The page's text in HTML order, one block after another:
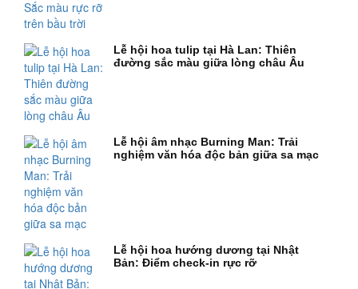
Lễ hội hoa tulip tại Hà Lan: Thiên
đường sắc màu giữa lòng châu Âu
Lễ hội âm nhạc Burning Man: Trải
nghiệm văn hóa độc bản giữa sa mạc
Lễ hội hoa hướng dương tại Nhật
Bản: Điểm check-in rực rỡ